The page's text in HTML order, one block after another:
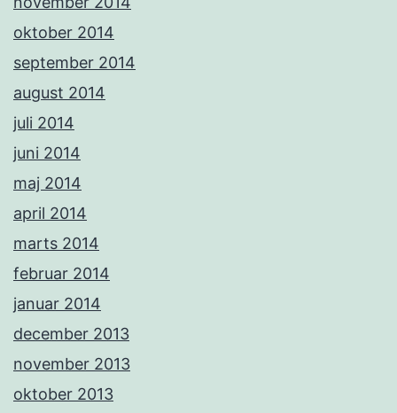
oktober 2014
september 2014
august 2014
juli 2014
juni 2014
maj 2014
april 2014
marts 2014
februar 2014
januar 2014
december 2013
november 2013
oktober 2013